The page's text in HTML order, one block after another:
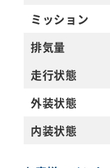
ミッション
排気量
走行状態
外装状態
内装状態